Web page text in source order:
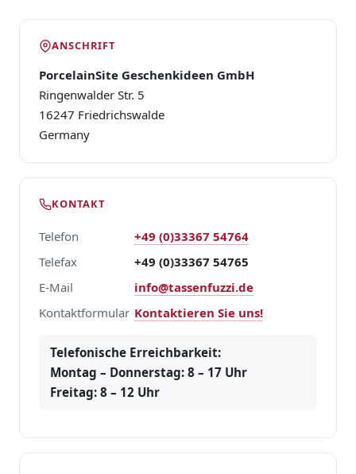
ANSCHRIFT
PorcelainSite Geschenkideen GmbH
Ringenwalder Str. 5
16247 Friedrichswalde
Germany
KONTAKT
Telefon
+49 (0)33367 54764
Telefax
+49 (0)33367 54765
E-Mail
info@tassenfuzzi.de
Kontaktformular Kontaktieren Sie uns!
Telefonische Erreichbarkeit:
Montag – Donnerstag: 8 – 17 Uhr
Freitag: 8 – 12 Uhr